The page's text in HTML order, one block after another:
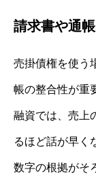
請求書や通
売掛債権を使う
帳の整合性が重
融資では、売上
るほど話が早く
数字の根拠がそ